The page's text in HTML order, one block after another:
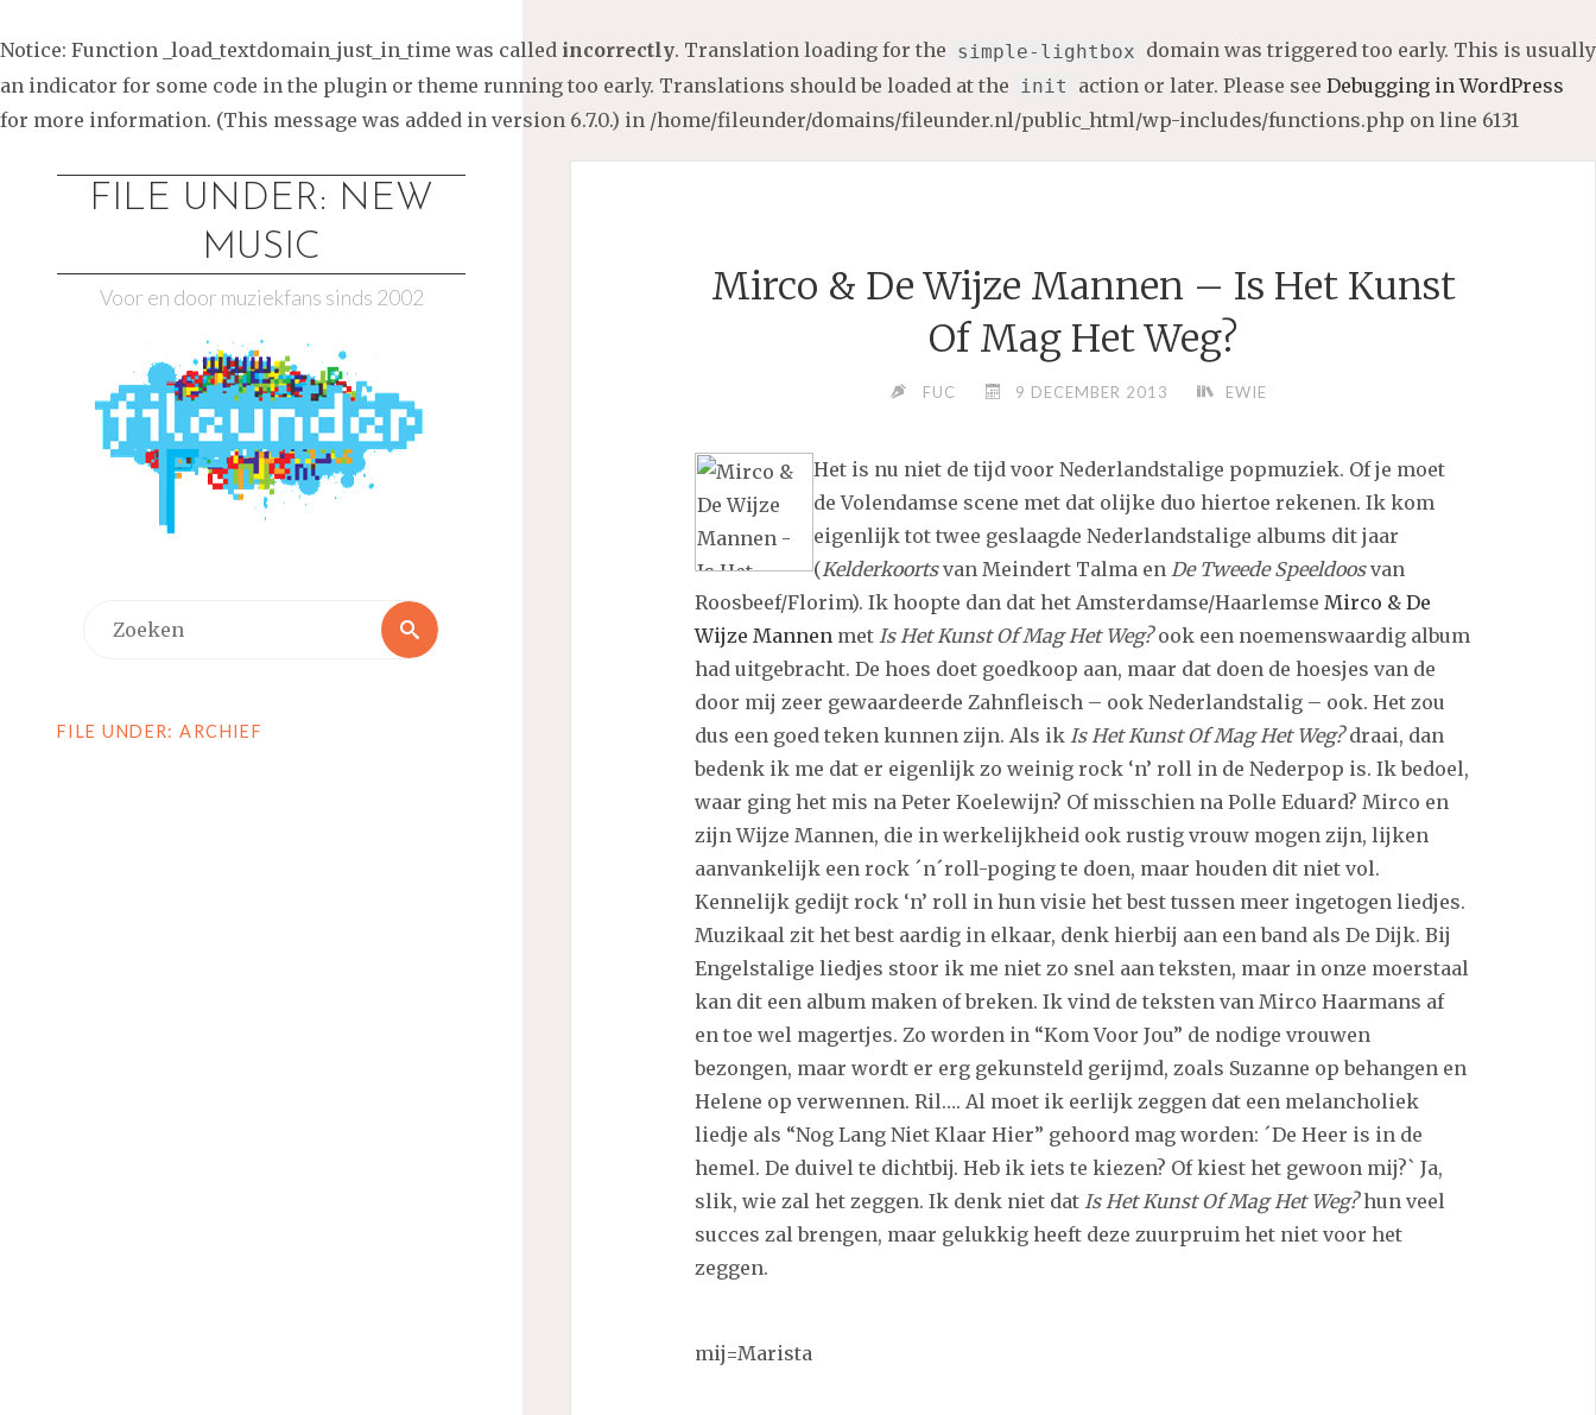
Notice: Function _load_textdomain_just_in_time was called incorrectly. Translation loading for the simple-lightbox domain was triggered too early. This is usually
an indicator for some code in the plugin or theme running too early. Translations should be loaded at the init action or later. Please see Debugging in WordPress
for more information. (This message was added in version 6.7.0.) in /home/fileunder/domains/fileunder.nl/public_html/wp-includes/functions.php on line 6131
FILE UNDER: NEW
MUSIC
Voor en door muziekfans sinds 2002
Zoeken
FILE UNDER: ARCHIEF
Mirco & De Wijze Mannen – Is Het Kunst
Of Mag Het Weg?
FUC 9 DECEMBER 2013 EWIE
Het is nu niet de tijd voor Nederlandstalige popmuziek. Of je moet
de Volendamse scene met dat olijke duo hiertoe rekenen. Ik kom
eigenlijk tot twee geslaagde Nederlandstalige albums dit jaar
(Kelderkoortsvan Meindert Talma en De Tweede Speeldoosvan
Roosbeef/Florim). Ik hoopte dan dat het Amsterdamse/Haarlemse Mirco & De
Wijze Mannenmet Is Het Kunst Of Mag Het Weg?ook een noemenswaardig album
had uitgebracht. De hoes doet goedkoop aan, maar dat doen de hoesjes van de
door mij zeer gewaardeerde Zahnfleisch – ook Nederlandstalig – ook. Het zou
dus een goed teken kunnen zijn. Als ik Is Het Kunst Of Mag Het Weg?draai, dan
bedenk ik me dat er eigenlijk zo weinig rock ‘n’ roll in de Nederpop is. Ik bedoel,
waar ging het mis na Peter Koelewijn? Of misschien na Polle Eduard? Mirco en
zijn Wijze Mannen, die in werkelijkheid ook rustig vrouw mogen zijn, lijken
aanvankelijk een rock ´n´roll-poging te doen, maar houden dit niet vol.
Kennelijk gedijt rock ‘n’ roll in hun visie het best tussen meer ingetogen liedjes.
Muzikaal zit het best aardig in elkaar, denk hierbij aan een band als De Dijk. Bij
Engelstalige liedjes stoor ik me niet zo snel aan teksten, maar in onze moerstaal
kan dit een album maken of breken. Ik vind de teksten van Mirco Haarmans af
en toe wel magertjes. Zo worden in “Kom Voor Jou” de nodige vrouwen
bezongen, maar wordt er erg gekunsteld gerijmd, zoals Suzanne op behangen en
Helene op verwennen. Ril…. Al moet ik eerlijk zeggen dat een melancholiek
liedje als “Nog Lang Niet Klaar Hier” gehoord mag worden: ´De Heer is in de
hemel. De duivel te dichtbij. Heb ik iets te kiezen? Of kiest het gewoon mij?` Ja,
slik, wie zal het zeggen. Ik denk niet dat Is Het Kunst Of Mag Het Weg?hun veel
succes zal brengen, maar gelukkig heeft deze zuurpruim het niet voor het
zeggen.
mij=Marista